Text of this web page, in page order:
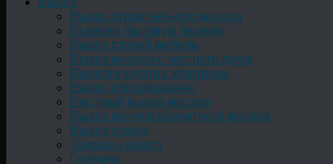
Вывоз строительного мусора
Вывезти бытовую технику
Вывоз старой мебели
Вывоз мусора с частного дома
Вывезти мусор с квартиры
Вывоз оборудования
Быстрый вывоз мусора
Вывоз крупногабаритного мусора
Вывоз хлама
Заказать вывоз
Грузчики